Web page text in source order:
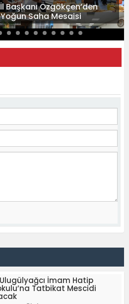
Başkanı Özgökçen’den
Saha Mesaisi
İmam Hatip
Tatbikat Mescidi